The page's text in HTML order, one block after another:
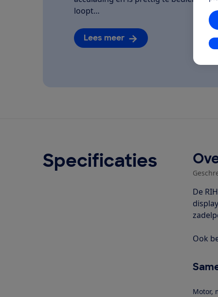
loopt…
Lees meer
Specificaties
De
Ook
Motor,